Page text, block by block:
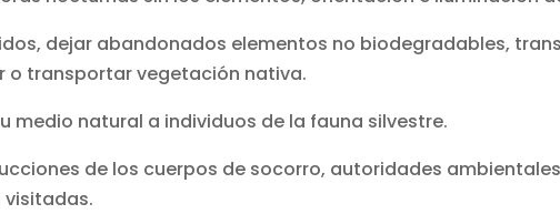
dejar abandonados elementos no biodegradables,
o transportar vegetación nativa.
natural a individuos de la fauna silvestre.
de los cuerpos de socorro, autoridades
visitadas.